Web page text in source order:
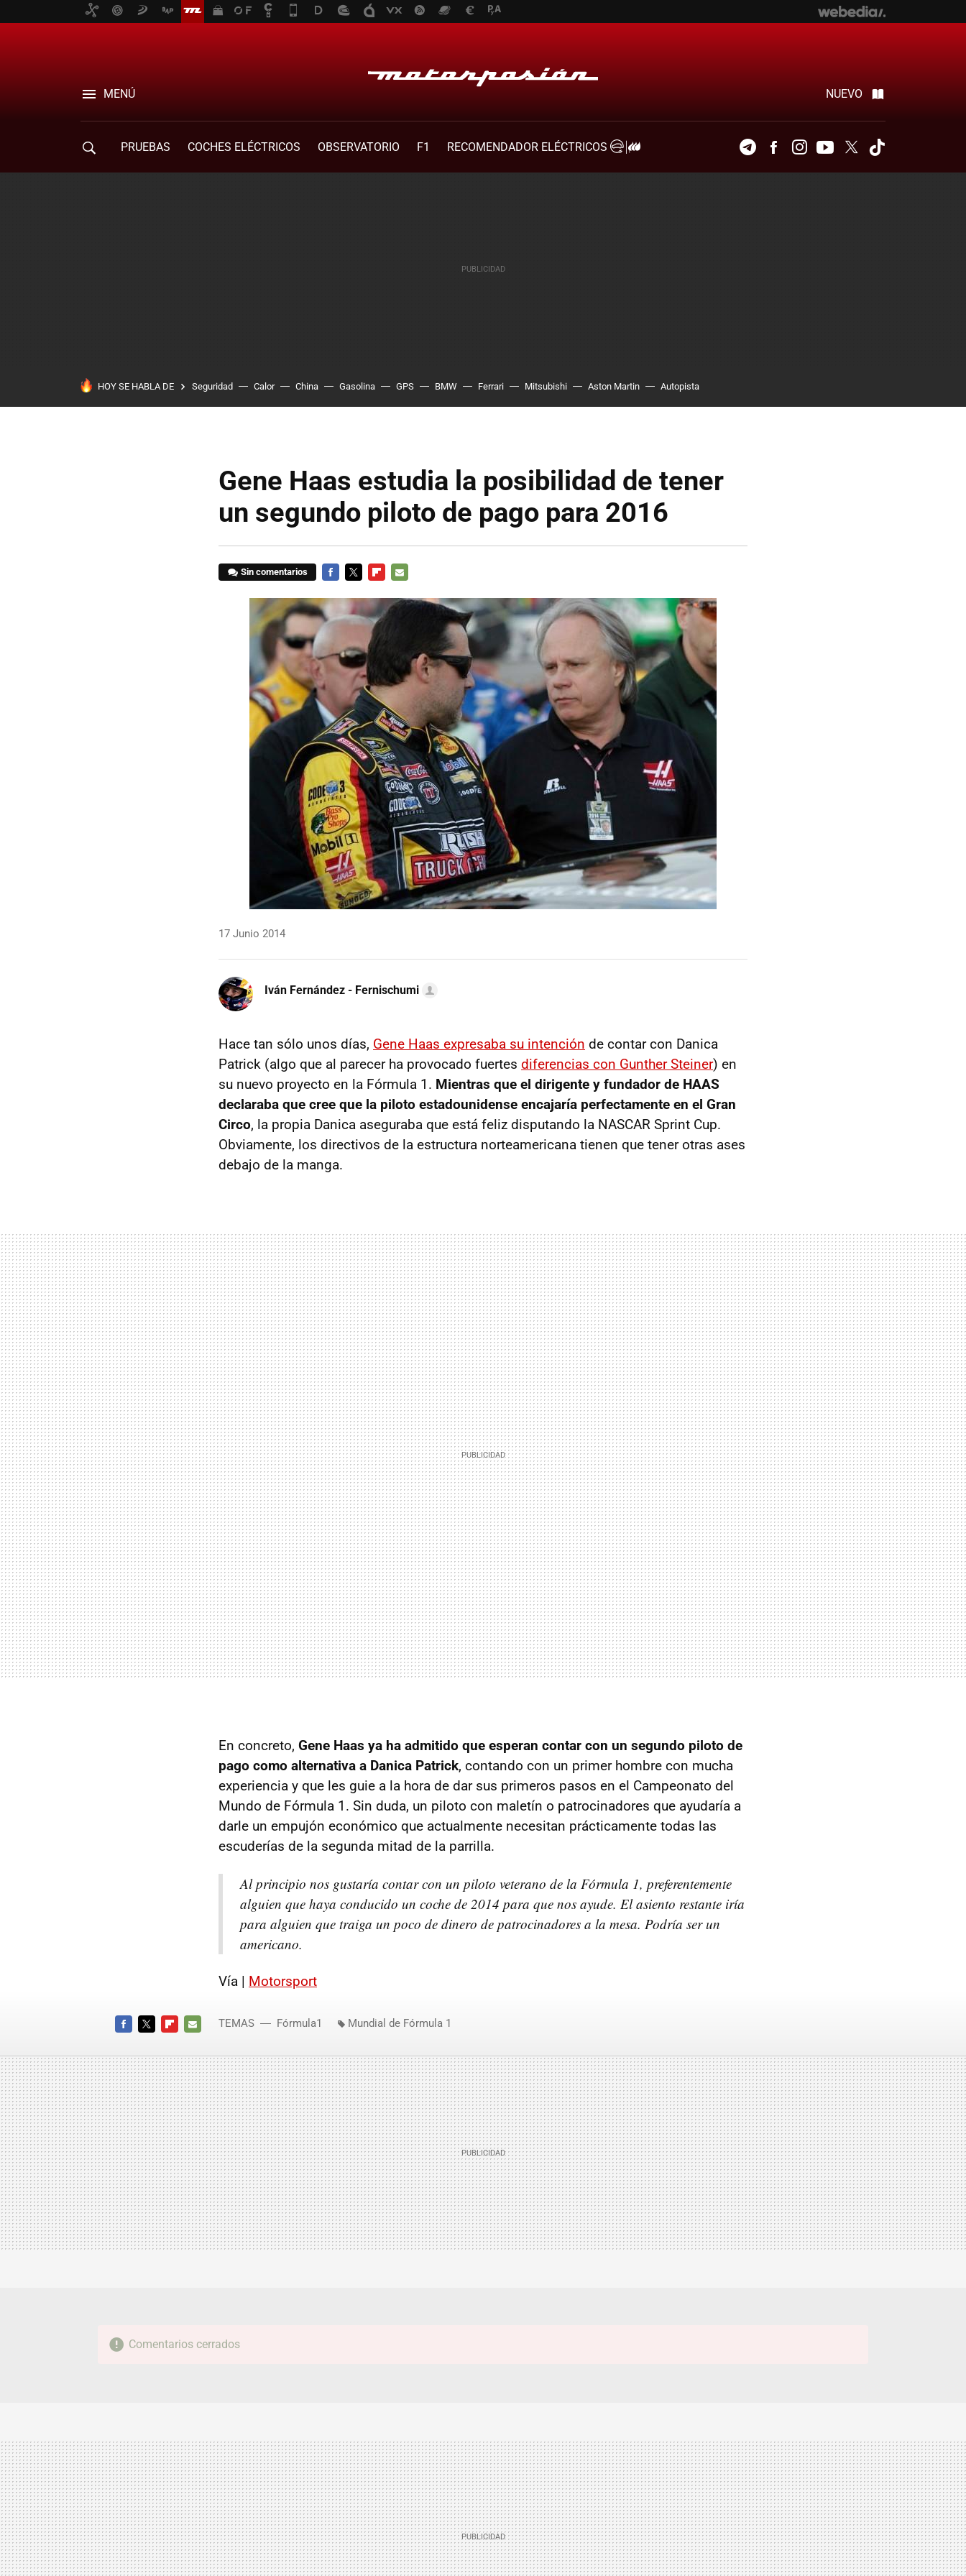
MENÚ NUEVO
PRUEBAS COCHES ELÉCTRICOS OBSERVATORIO F1
RECOMENDADOR ELÉCTRICOS
TelegramFacebookInstagramYoutubeTwitter
HOY SE HABLA DE Seguridad Calor China Gasolina GPS BMW Ferrari Mitsubishi Aston Martin Autopista
Gene Haas estudia la posibilidad de tener
un segundo piloto de pago para 2016
Sin comentarios
MAIL
17 Junio 2014
Iván Fernández - Fernischumi
Hace tan sólo unos días, Gene Haas expresaba su intención de contar con Danica
Patrick (algo que al parecer ha provocado fuertes diferencias con Gunther Steiner) en
su nuevo proyecto en la Fórmula 1. Mientras que el dirigente y fundador de HAAS
declaraba que cree que la piloto estadounidense encajaría perfectamente en el Gran
Circo, la propia Danica aseguraba que está feliz disputando la NASCAR Sprint Cup.
Obviamente, los directivos de la estructura norteamericana tienen que tener otras ases
debajo de la manga.
En concreto, Gene Haas ya ha admitido que esperan contar con un segundo piloto de
pago como alternativa a Danica Patrick, contando con un primer hombre con mucha
experiencia y que les guie a la hora de dar sus primeros pasos en el Campeonato del
Mundo de Fórmula 1. Sin duda, un piloto con maletín o patrocinadores que ayudaría a
darle un empujón económico que actualmente necesitan prácticamente todas las
escuderías de la segunda mitad de la parrilla.
Al principio nos gustaría contar con un piloto veterano de la Fórmula 1, preferentemente
alguien que haya conducido un coche de 2014 para que nos ayude. El asiento restante iría
para alguien que traiga un poco de dinero de patrocinadores a la mesa. Podría ser un
americano.
Vía | Motorsport
MAIL
TEMAS Fórmula1 Mundial de Fórmula 1
Comentarios cerrados